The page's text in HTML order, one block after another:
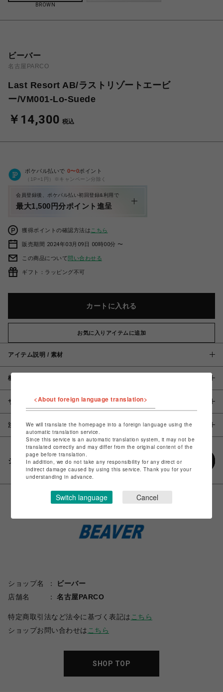
BROWN
ビーバー
名古屋PARCO
Last Resort AB/ラストリゾートエービ
ー/VM001-Lo-Suede
￥14,300 税込
ポケパル払いで 0〜0ポイント
（1P=1円）※キャンペーン分除く
会員登録後、ポケパル払い初回登録&利用で
最大1,500円分ポイント進呈
獲得ポイントの確認方法は こちら
販売期間 2024年03月09日 00時00分 〜
この商品について問い合わせる
ギフト：ラッピング不可
カートに入れる
お気に入りアイテムに追加
アイテム説明 / 素材
概要
サイズ
注意事項
シェアする
ショップ名
ビーバー
店舗名
名古屋PARCO
特定商取引法など法令に基づく表記は こちら
ショップお問い合わせは こちら
SHOP TOP
<About foreign language translation>
We will translate the homepage into a foreign language using the
automatic translation service.
Since this service is an automatic translation system, it may not be
translated correctly and may differ from the original content of the
page before translation.
In addition, we do not take any responsibility for any direct or
indirect damage caused by using this service. Thank you for your
understanding in advance.
Switch language Cancel